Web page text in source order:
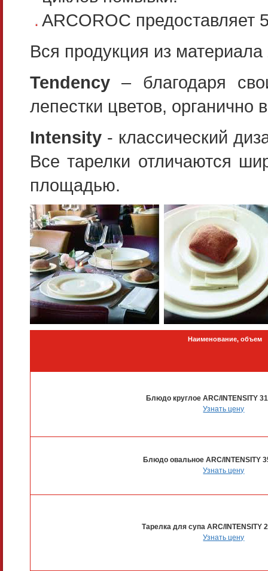
ARCOROC предоставляет
Вся продукция из
Tendency – благодаря
лепестки цветов,
Intensity - классический
Все тарелки отличаются
площадью.
Наименование, объем
Блюдо круглое ARC/INTENSITY
Узнать цену
Блюдо овальное ARC/INTENSITY
Узнать цену
Тарелка для супа ARC/INTENSITY
Узнать цену